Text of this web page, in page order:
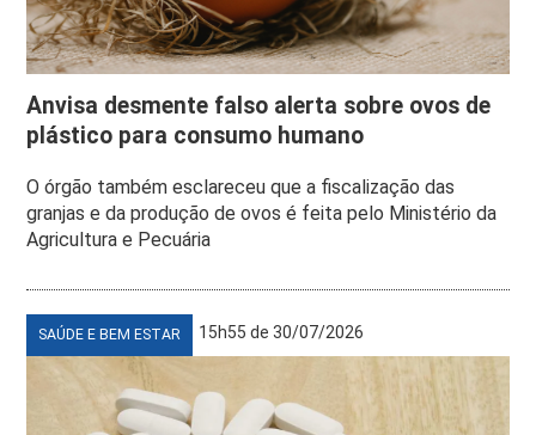
Anvisa desmente falso alerta sobre ovos de
plástico para consumo humano
O órgão também esclareceu que a fiscalização das
granjas e da produção de ovos é feita pelo Ministério da
Agricultura e Pecuária
SAÚDE E BEM ESTAR 15h55 de 30/07/2026